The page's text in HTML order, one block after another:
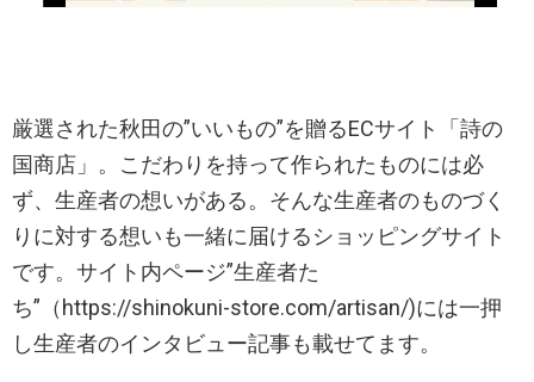
厳選された秋田の”いいもの”を贈るECサイト「詩の
国商店」。こだわりを持って作られたものには必
ず、生産者の想いがある。そんな生産者のものづく
りに対する想いも一緒に届けるショッピングサイト
です。サイト内ページ”生産者た
ち”（https://shinokuni-store.com/artisan/)には一押
し生産者のインタビュー記事も載せてます。